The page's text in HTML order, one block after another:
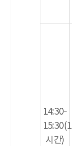
14:30-
15:30(1
시간)